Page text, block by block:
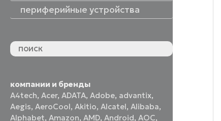
периферийные устройства
компании и бренды
A4tech,Acer,ADATA,Adobe, advantix,
Aegis,AeroCool,Akitio,Alcatel,Alibaba,
Alphabet,Amazon,AMD,Android,AOC,